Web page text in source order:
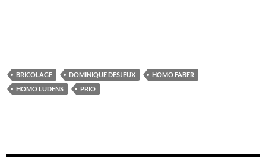
BRICOLAGE DOMINIQUE DESJEUX
HOMO FABER
HOMO LUDENS
PRIO